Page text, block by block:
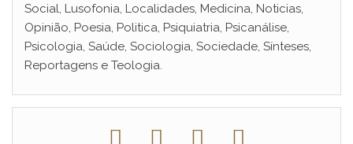
Social, Lusofonia, Localidades, Medicina, Noticias,
Opinião, Poesia, Politica, Psiquiatria, Psicanálise,
Psicologia, Saúde, Sociologia, Sociedade, Sínteses,
Reportagens e Teologia.